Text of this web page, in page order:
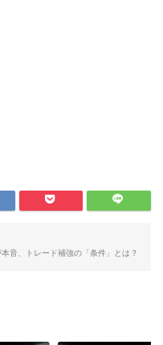
音、トレード補強の「条件」とは？